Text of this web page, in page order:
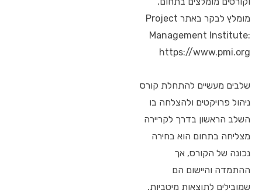
מומלץ לבקר באתר Project
Management Institute:
https://www.pmi.org
שלבים מעשיים להתחלת קורס
ניהול פרויקטים ולהצלחה בו
השלב הראשון בדרך לקריירה
מצליחה בתחום הוא בחירה
נכונה של הקורס, אך
ההתמדה והיישום הם
שמובילים לתוצאות מיטביות.